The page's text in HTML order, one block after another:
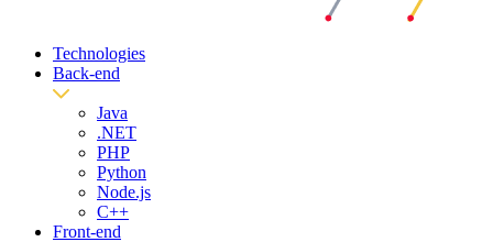
Technologies
Back-end
Java
.NET
PHP
Python
Node.js
C++
Front-end